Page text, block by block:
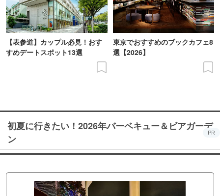
【表参道】カップル必見！おす
すめデートスポット13選
東京でおすすめのブックカフェ8
選【2026】
初夏に行きたい！2026年バーベキュー＆ビアガーデ
ン
PR